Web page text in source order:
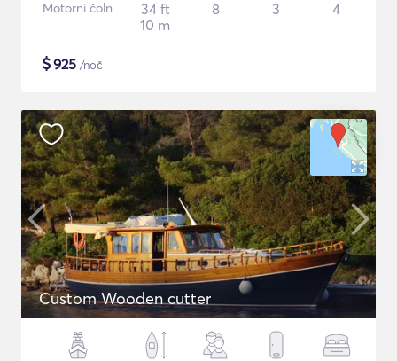
Motorni čoln
34 ft
10 m
8 3 4
$925 /noč
Custom Wooden cutter